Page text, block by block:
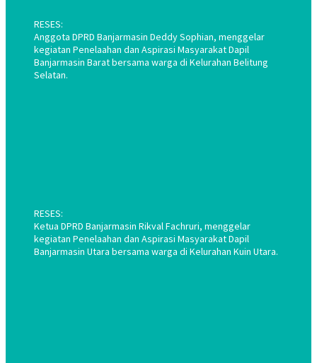
RESES:
Anggota DPRD Banjarmasin Deddy Sophian, menggelar
kegiatan Penelaahan dan Aspirasi Masyarakat Dapil
Banjarmasin Barat bersama warga di Kelurahan Belitung
Selatan.
RESES:
Ketua DPRD Banjarmasin Rikval Fachruri, menggelar
kegiatan Penelaahan dan Aspirasi Masyarakat Dapil
Banjarmasin Utara bersama warga di Kelurahan Kuin Utara.